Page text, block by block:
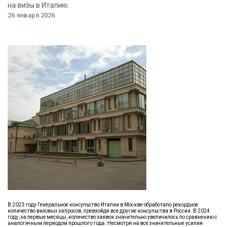
на визы в Италию.
26 января 2026
В 2023 году Генеральное консульство Италии в Москве обработало рекордное
количество визовых запросов, превзойдя все другие консульства в России. В 2024
году, за первые месяцы, количество заявок значительно увеличилось по сравнению с
аналогичным периодом прошлого года. Несмотря на все значительные усилия